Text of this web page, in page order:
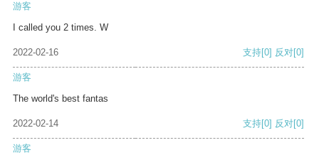
游客
I called you 2 times. W
2022-02-16 支持[0] 反对[0]
游客
The world's best fantas
2022-02-14 支持[0] 反对[0]
游客